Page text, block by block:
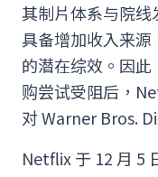
其制片体系与院线
具备增加收入来
的潜在综效。因
购尝试受阻后，
对 Warner Bros.
Netflix 于 12 月 5